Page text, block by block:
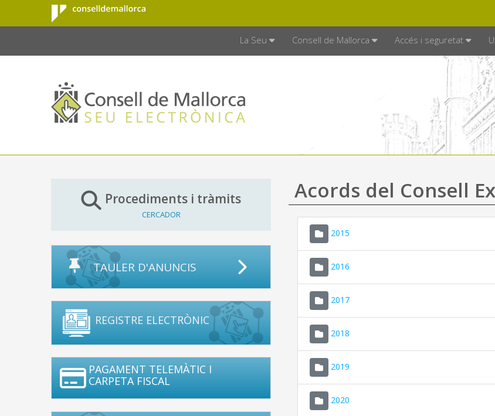
Salta al contingut principal
Consell de
Mallorca
La Seu Consell de Mallorca Accés i seguretat
Procediments i tràmits
CERCADOR
TAULER D'ANUNCIS
REGISTRE ELECTRÒNIC
PAGAMENT TELEMÀTIC I
CARPETA FISCAL
Acords del Consell
2015
2016
2017
2018
2019
2020